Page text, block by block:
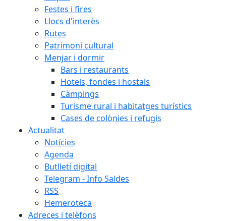
Festes i fires
Llocs d'interès
Rutes
Patrimoni cultural
Menjar i dormir
Bars i restaurants
Hotels, fondes i hostals
Càmpings
Turisme rural i habitatges turístics
Cases de colònies i refugis
Actualitat
Notícies
Agenda
Butlletí digital
Telegram - Info Saldes
RSS
Hemeroteca
Adreces i telèfons